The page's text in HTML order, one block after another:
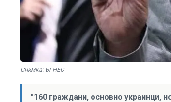
Снимка: БГНЕС
"160 граждани, основно украинци,